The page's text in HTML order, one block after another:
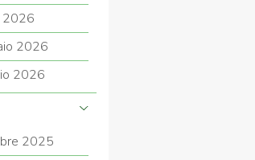
2026
2026
2026
2025